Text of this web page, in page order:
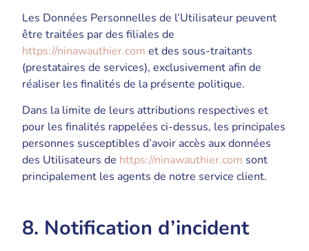
Les Données Personnelles de l’Utilisateur peuvent
être traitées par des filiales de
https://ninawauthier.com et des sous-traitants
(prestataires de services), exclusivement afin de
réaliser les finalités de la présente politique.
Dans la limite de leurs attributions respectives et
pour les finalités rappelées ci-dessus, les principales
personnes susceptibles d’avoir accès aux données
des Utilisateurs de https://ninawauthier.com sont
principalement les agents de notre service client.
8. Notification d’incident